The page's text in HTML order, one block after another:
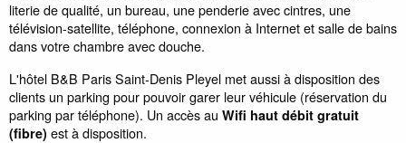
literie de qualité, un bureau, une penderie avec cintres, une
télévision-satellite, téléphone, connexion à Internet et salle de bains
dans votre chambre avec douche.
L'hôtel B&B Paris Saint-Denis Pleyel met aussi à disposition des
clients un parking pour pouvoir garer leur véhicule (réservation du
parking par téléphone). Un accès au Wifi haut débit gratuit
(fibre) est à disposition.